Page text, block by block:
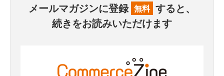
メールマガジンに登録 無料 すると、
続きをお読みいただけます